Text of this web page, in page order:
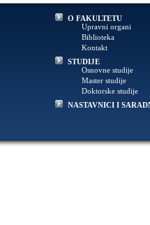
O FAKULTETU
Upravni organi
Biblioteka
Kontakt
STUDIJE
Osnovne studije
Master studije
Doktorske studije
NASTAVNICI I